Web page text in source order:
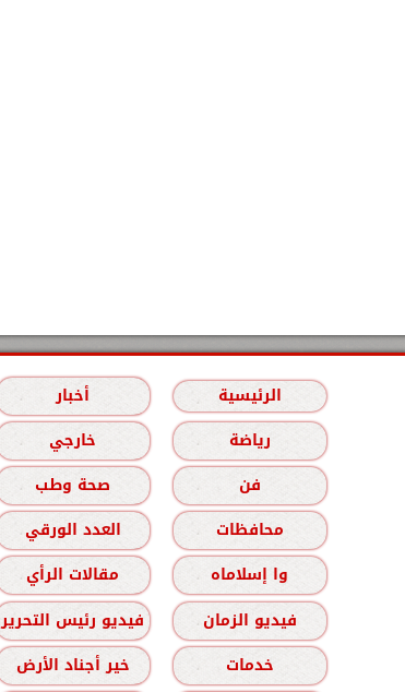
الرئيسية أخبار
رياضة
خارجي
فن
صحة وطب
محافظات
العدد الورقي
وا إسلاماه
مقالات الرأي
فيديو الزمان
فيديو رئيس التحرير
خدمات
خير أجناد الأرض